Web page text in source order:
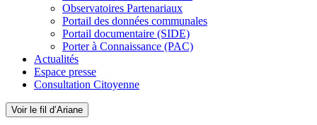
Observatoires Partenariaux
Portail des données communales
Portail documentaire (SIDE)
Porter à Connaissance (PAC)
Actualités
Espace presse
Consultation Citoyenne
Voir le fil d’Ariane